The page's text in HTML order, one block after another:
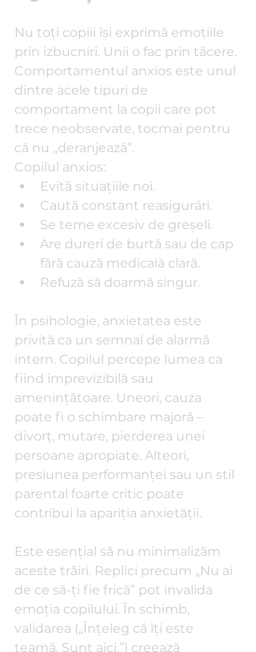
Nu toți copiii își exprimă emoțiile
prin izbucniri. Unii o fac prin tăcere.
Comportamentul anxios este unul
dintre acele tipuri de
comportament la copii care pot
trece neobservate, tocmai pentru
că nu „deranjează”.
Copilul anxios:
Evită situațiile noi.
Caută constant reasigurări.
Se teme excesiv de greșeli.
Are dureri de burtă sau de cap
fără cauză medicală clară.
Refuză să doarmă singur.
În psihologie, anxietatea este
privită ca un semnal de alarmă
intern. Copilul percepe lumea ca
fiind imprevizibilă sau
amenințătoare. Uneori, cauza
poate fi o schimbare majoră –
divorț, mutare, pierderea unei
persoane apropiate. Alteori,
presiunea performanței sau un stil
parental foarte critic poate
contribui la apariția anxietății.
Este esențial să nu minimalizăm
aceste trăiri. Replici precum „Nu ai
de ce să-ți fie frică” pot invalida
emoția copilului. În schimb,
validarea („Înțeleg că îți este
teamă. Sunt aici.”) creează